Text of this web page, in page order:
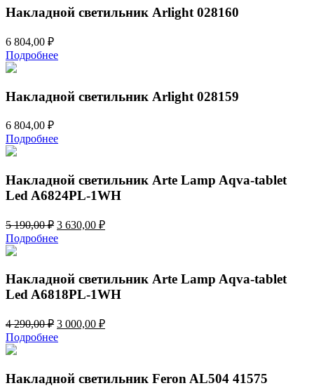
Накладной светильник Arlight 028160
6 804,00 ₽
Подробнее
Накладной светильник Arlight 028159
6 804,00 ₽
Подробнее
Накладной светильник Arte Lamp Aqva-tablet
Led A6824PL-1WH
5 190,00₽ Первоначальная
цена
составляла
190,00 ₽.
3 630,00 ₽Текущая
Подробнее
Накладной светильник Arte Lamp Aqva-tablet
Led A6818PL-1WH
4 290,00₽ Первоначальная
цена
составляла
290,00 ₽.
3 000,00 ₽Текущая
Подробнее
Накладной светильник Feron AL504 41575